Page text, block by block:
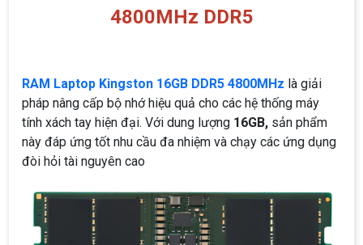
4800MHz DDR5
RAM Laptop Kingston 16GB DDR5 4800MHz là giải
pháp nâng cấp bộ nhớ hiệu quả cho các hệ thống máy
tính xách tay hiện đại. Với dung lượng 16GB, sản phẩm
này đáp ứng tốt nhu cầu đa nhiệm và chạy các ứng dụng
đòi hỏi tài nguyên cao